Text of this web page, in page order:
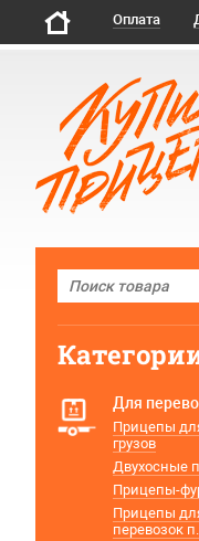
Оплата
Для
Прицепы
грузов
Двухосные
Прицепы-
Прицепы
перевозок